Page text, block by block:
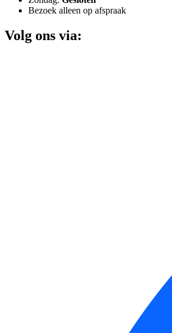
Bezoek alleen op afspraak
Volg ons via: